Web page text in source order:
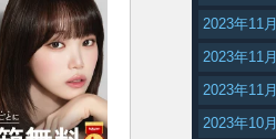
2023年11
2023年11
2023年11
2023年10